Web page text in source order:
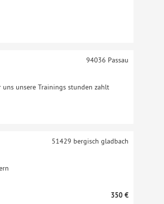
uns unsere Trainings stunden zahlt
94036 Passau
51429 bergisch gladbach
350 €